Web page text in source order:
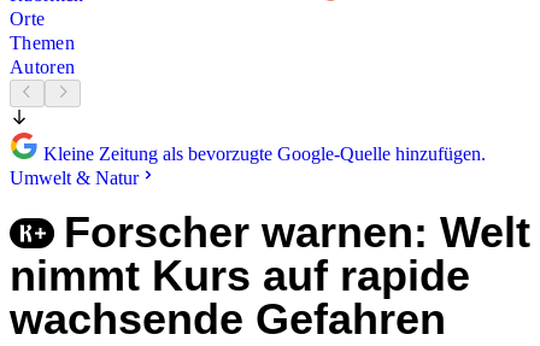
Orte
Themen
Autoren
Kleine Zeitung als bevorzugte Google-Quelle hinzufügen.
Umwelt & Natur
Forscher warnen: Welt
nimmt Kurs auf rapide
wachsende Gefahren